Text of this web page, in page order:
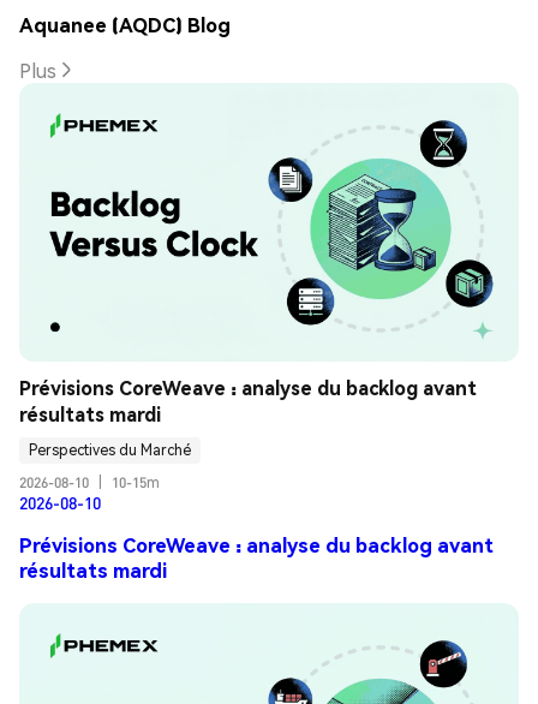
Aquanee (AQDC) Blog
Plus
Prévisions CoreWeave : analyse du backlog avant
résultats mardi
Perspectives du Marché
2026-08-10
10-15m
2026-08-10
Prévisions CoreWeave : analyse du backlog avant
résultats mardi